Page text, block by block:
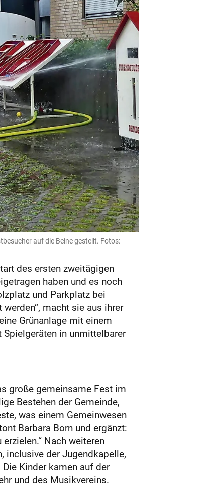
auf die Beine gestellt. Fotos:
des ersten zweitägigen
haben und es noch
und Parkplatz bei
macht sie aus ihrer
Grünanlage mit einem
Spielgeräten in unmittelbarer
große gemeinsame Fest im
Bestehen der Gemeinde,
was einem Gemeinwesen
Barbara Born und ergänzt:
Nach weiteren
inclusive der Jugendkapelle,
Kinder kamen auf der
und des Musikvereins.